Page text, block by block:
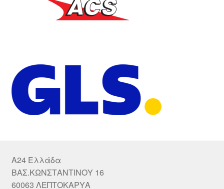
A24 Ελλάδα
ΒΑΣ.ΚΩΝΣΤΑΝΤΙΝΟΥ 16
60063 ΛΕΠΤΟΚΑΡΥΑ